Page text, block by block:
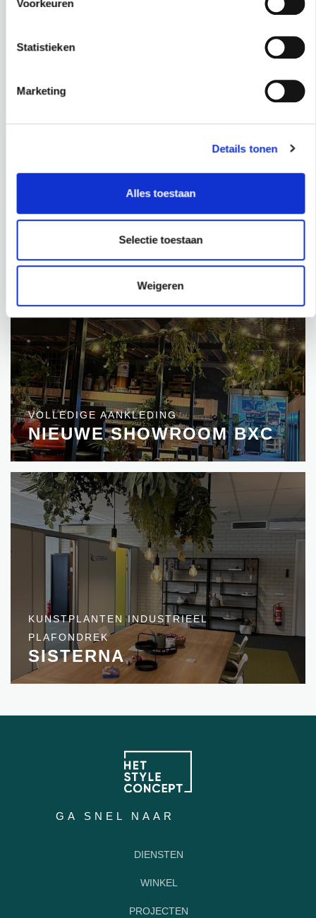
Voorkeuren
Statistieken
Marketing
Details tonen
Alles toestaan
Selectie toestaan
Weigeren
Breedte pot: 13 cm
€99,95
BEKIJK PRODUCT BEKIJK PRODUCT
PROJECTEN
VOLLEDIGE AANKLEDING
NIEUWE SHOWROOM BXC
KUNSTPLANTEN INDUSTRIEEL
PLAFONDREK
SISTERNA
GA SNEL NAAR
DIENSTEN
WINKEL
PROJECTEN